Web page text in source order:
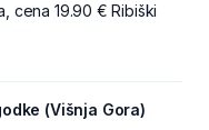
cena 19.90 € Ribiški
(Višnja Gora)